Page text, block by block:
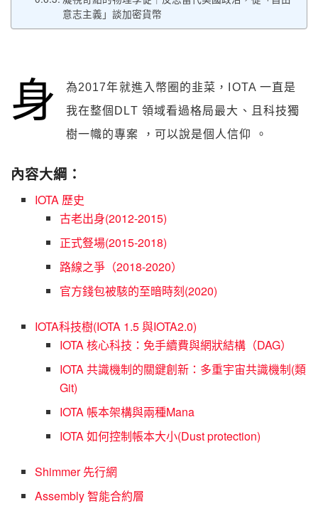
意志主義」談加密貨幣
身
為2017年就進入幣圈的韭菜，IOTA 一直是
我在整個DLT 領域看過格局最大、且科技獨
樹一幟的專案 ，可以說是個人信仰 。
內容大綱：
IOTA 歷史
古老出身(2012-2015)
正式豋場(2015-2018)
路線之爭（2018-2020）
官方錢包被駭的至暗時刻(2020)
IOTA科技樹(IOTA 1.5 與IOTA2.0)
IOTA 核心科技：免手續費與網狀結構（DAG）
IOTA 共識機制的關鍵創新：多重宇宙共識機制(類
Git)
IOTA 帳本架構與兩種Mana
IOTA 如何控制帳本大小(Dust protection)
Shimmer 先行網
Assembly 智能合約層